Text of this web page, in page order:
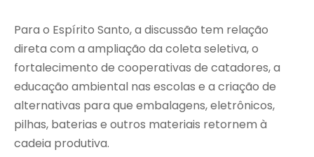
Para o Espírito Santo, a discussão tem relação
direta com a ampliação da coleta seletiva, o
fortalecimento de cooperativas de catadores, a
educação ambiental nas escolas e a criação de
alternativas para que embalagens, eletrônicos,
pilhas, baterias e outros materiais retornem à
cadeia produtiva.